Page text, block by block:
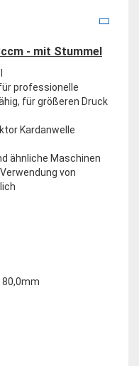
- mit Stummel
professionelle
für größeren Druck
Kardanwelle
ähnliche Maschinen
von